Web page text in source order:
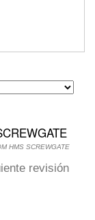
HMS SCREWGATE
revisión